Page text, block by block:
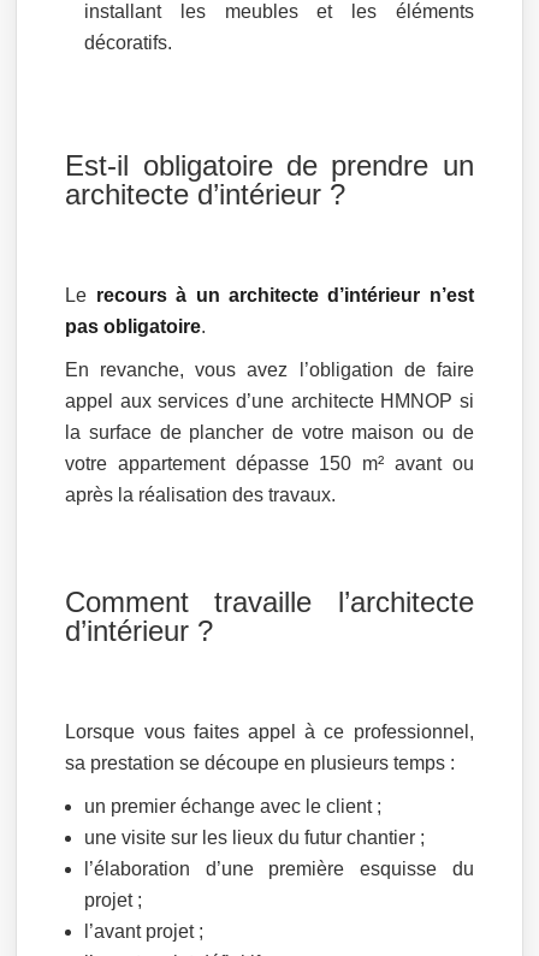
installant les meubles et les éléments
décoratifs.
Est-il obligatoire de prendre un
architecte d’intérieur ?
Le recours à un architecte d’intérieur n’est
pas obligatoire.
En revanche, vous avez l’obligation de faire
appel aux services d’une architecte HMNOP si
la surface de plancher de votre maison ou de
votre appartement dépasse 150 m² avant ou
après la réalisation des travaux.
Comment travaille l’architecte
d’intérieur ?
Lorsque vous faites appel à ce professionnel,
sa prestation se découpe en plusieurs temps :
un premier échange avec le client ;
une visite sur les lieux du futur chantier ;
l’élaboration d’une première esquisse du
projet ;
l’avant projet ;